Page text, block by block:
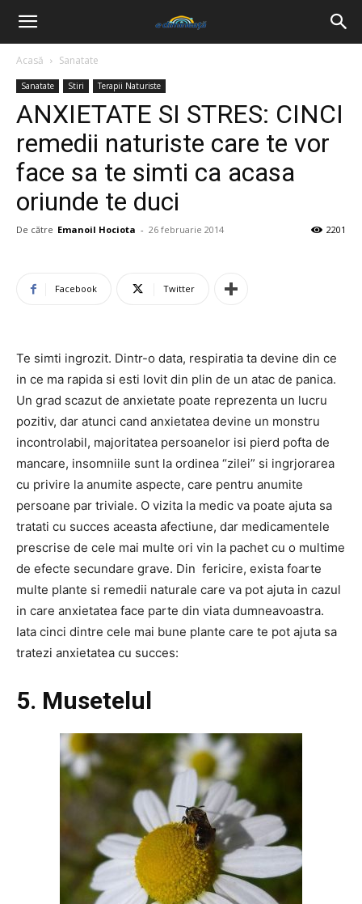
Acasă Sanatate
Sanatate Stiri Terapii Naturiste
ANXIETATE SI STRES: CINCI
remedii naturiste care te vor
face sa te simti ca acasa
oriunde te duci
De către Emanoil Hociota - 26 februarie 2014 2201
Facebook Twitter
Te simti ingrozit. Dintr-o data, respiratia ta devine din ce
in ce ma rapida si esti lovit din plin de un atac de panica.
Un grad scazut de anxietate poate reprezenta un lucru
pozitiv, dar atunci cand anxietatea devine un monstru
incontrolabil, majoritatea persoanelor isi pierd pofta de
mancare, insomniile sunt la ordinea “zilei” si ingrjorarea
cu privire la anumite aspecte, care pentru anumite
persoane par triviale. O vizita la medic va poate ajuta sa
tratati cu succes aceasta afectiune, dar medicamentele
prescrise de cele mai multe ori vin la pachet cu o multime
de efecte secundare grave. Din fericire, exista foarte
multe plante si remedii naturale care va pot ajuta in cazul
in care anxietatea face parte din viata dumneavoastra.
Iata cinci dintre cele mai bune plante care te pot ajuta sa
tratezi anxietatea cu succes:
5. Musetelul